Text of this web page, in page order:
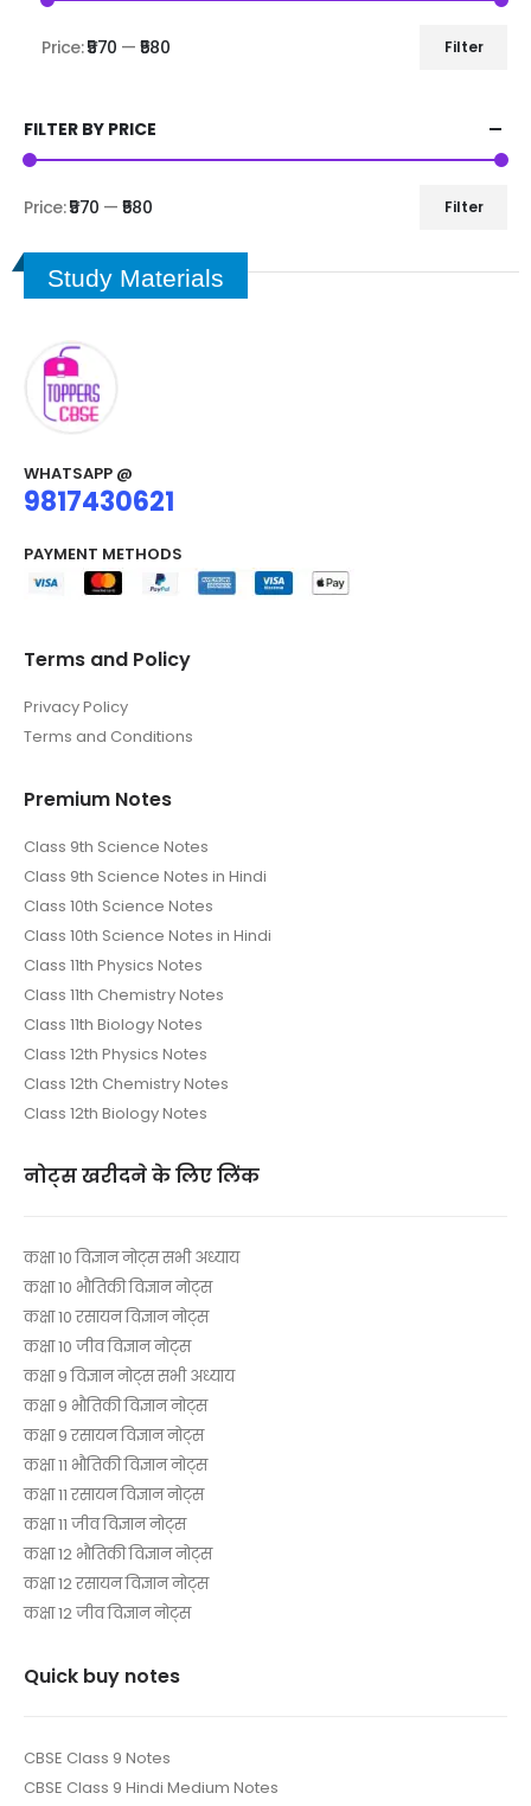
Filter
Price:₹570 —₹580
FILTER BY PRICE
Filter
Price:₹570 —₹580
Study Materials
WHATSAPP @
9817430621
PAYMENT METHODS
Terms and Policy
Privacy Policy
Terms and Conditions
Premium Notes
Class 9th Science Notes
Class 9th Science Notes in Hindi
Class 10th Science Notes
Class 10th Science Notes in Hindi
Class 11th Physics Notes
Class 11th Chemistry Notes
Class 11th Biology Notes
Class 12th Physics Notes
Class 12th Chemistry Notes
Class 12th Biology Notes
नोट्स खरीदने के लिए लिंक
कक्षा 10 विज्ञान नोट्स सभी अध्याय
कक्षा 10 भौतिकी विज्ञान नोट्स
कक्षा 10 रसायन विज्ञान नोट्स
कक्षा 10 जीव विज्ञान नोट्स
कक्षा 9 विज्ञान नोट्स सभी अध्याय
कक्षा 9 भौतिकी विज्ञान नोट्स
कक्षा 9 रसायन विज्ञान नोट्स
कक्षा 11 भौतिकी विज्ञान नोट्स
कक्षा 11 रसायन विज्ञान नोट्स
कक्षा 11 जीव विज्ञान नोट्स
कक्षा 12 भौतिकी विज्ञान नोट्स
कक्षा 12 रसायन विज्ञान नोट्स
कक्षा 12 जीव विज्ञान नोट्स
Quick buy notes
CBSE Class 9 Notes
CBSE Class 9 Hindi Medium Notes